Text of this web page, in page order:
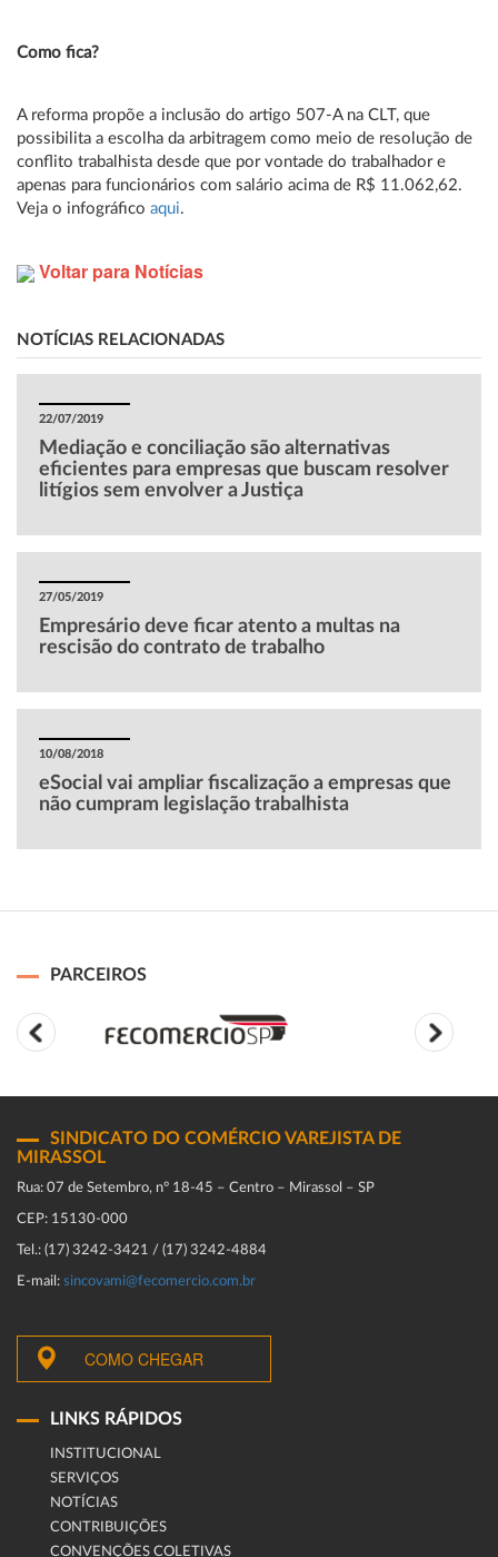
Como fica?
A reforma propõe a inclusão do artigo 507-A na CLT, que
possibilita a escolha da arbitragem como meio de resolução de
conflito trabalhista desde que por vontade do trabalhador e
apenas para funcionários com salário acima de R$ 11.062,62.
Veja o infográfico aqui.
Voltar para Notícias
NOTÍCIAS RELACIONADAS
22/07/2019
Mediação e conciliação são alternativas
eficientes para empresas que buscam resolver
litígios sem envolver a Justiça
27/05/2019
Empresário deve ficar atento a multas na
rescisão do contrato de trabalho
10/08/2018
eSocial vai ampliar fiscalização a empresas que
não cumpram legislação trabalhista
PARCEIROS
SINDICATO DO COMÉRCIO VAREJISTA DE
MIRASSOL
Rua: 07 de Setembro, n° 18-45 – Centro – Mirassol – SP
CEP: 15130-000
Tel.: (17) 3242-3421 / (17) 3242-4884
E-mail: sincovami@fecomercio.com.br
COMO CHEGAR
LINKS RÁPIDOS
INSTITUCIONAL
SERVIÇOS
NOTÍCIAS
CONTRIBUIÇÕES
CONVENÇÕES COLETIVAS